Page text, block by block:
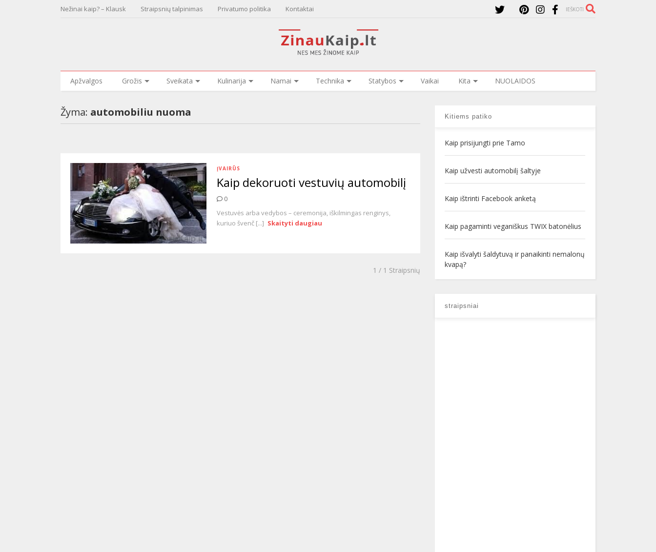
Nežinai kaip? – Klausk Straipsnių talpinimas Privatumo politika Kontaktai IEŠKOTI
Apžvalgos Grožis Sveikata Kulinarija Namai Technika Statybos Vaikai Kita NUOLAIDOS
Žyma: automobiliu nuoma
ĮVAIRŪS
Kaip dekoruoti vestuvių automobilį
0
Vestuvės arba vedybos – ceremonija, iškilmingas renginys,
kuriuo švenč [...] Skaityti daugiau
1 / 1 Straipsnių
Kitiems patiko
Kaip prisijungti prie Tamo
Kaip užvesti automobilį šaltyje
Kaip ištrinti Facebook anketą
Kaip pagaminti veganiškus TWIX batonėlius
Kaip išvalyti šaldytuvą ir panaikinti nemalonų
kvapą?
straipsniai